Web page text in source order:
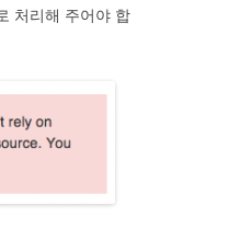
처리해 주어야 합